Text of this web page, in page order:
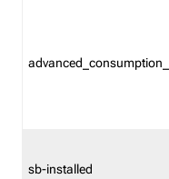
sb-installed